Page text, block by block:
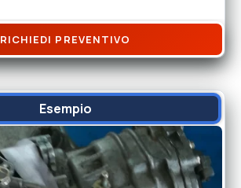
RICHIEDI PREVENTIVO
Esempio